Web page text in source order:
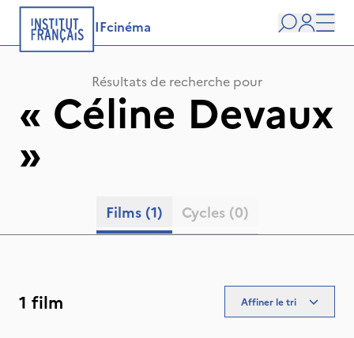
IFcinéma
user
Résultats de recherche pour
« Céline Devaux
»
Films (1) Cycles (0)
1 film Affiner le tri